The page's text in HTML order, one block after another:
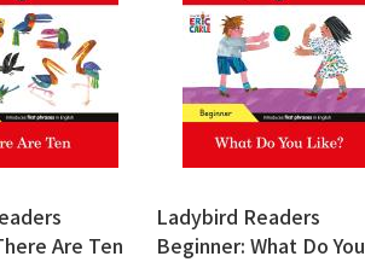
Are Ten
Ladybird Readers
Beginner: What Do You